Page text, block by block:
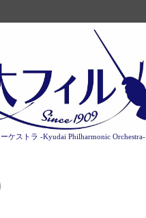
ケストラ -Kyudai Philharmonic Orchestra-